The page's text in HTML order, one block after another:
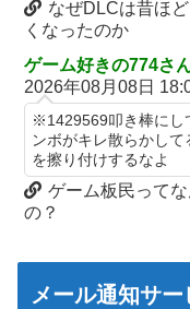
新台スマスロ『Lやじき
時はポイント集めで修
カ取りこぼし注意 etc…
日本のフォント企業を
にするようなことする
【朗報画像】現役JKマ
ｗｗｗｗｗｗｗｗｗ 【
【朗報】日本のおじい
「暴走族じゃないのに
けて暴行 少年らと父親
をパチンコ屋にしちゃ
る
【ウマ娘】ドンナと海
ちびまるこちゃんのゲ
軽飛行機が屋根すれす
胴体着陸「これよりひ
応】
なぜDLCは昔ほ
くなったのか
ゲーム好きの774さ
2026年08月08日
※1429569叩き棒にし
ンボがキレ散らかし
を擦り付けするなよ
ゲーム板民って
の？
メール通知サー